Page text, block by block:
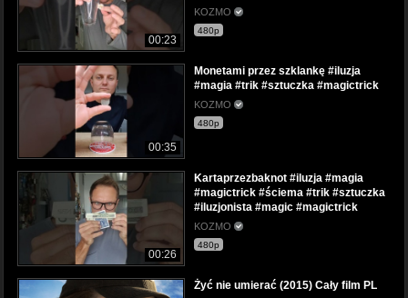
00:23
KOZMO
480p
00:35
Monetami przez szklankę #iluzja
#magia #trik #sztuczka #magictrick
KOZMO
480p
00:26
Kartaprzezbaknot #iluzja #magia
#magictrick #ściema #trik #sztuczka
#iluzjonista #magic #magictrick
KOZMO
480p
Żyć nie umierać (2015) Cały film PL